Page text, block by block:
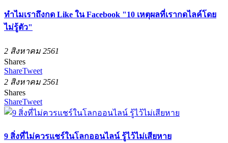
ทำไมเราถึงกด Like ใน Facebook "10 เหตุผลที่เรากดไลค์โดย
ไม่รู้ตัว"
2 สิงหาคม 2561
Shares
ShareTweet
2 สิงหาคม 2561
Shares
ShareTweet
9 สิ่งที่ไม่ควรแชร์ในโลกออนไลน์ รู้ไว้ไม่เสียหาย